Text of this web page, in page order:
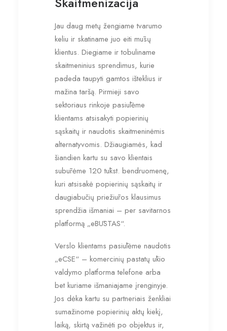
Jau daug metų žengiame tvarumo
keliu ir skatiname juo eiti mūsų
klientus. Diegiame ir tobuliname
skaitmeninius sprendimus, kurie
padeda taupyti gamtos išteklius ir
mažina taršą. Pirmieji savo
sektoriaus rinkoje pasiūlėme
klientams atsisakyti popierinių
sąskaitų ir naudotis skaitmeninėmis
alternatyvomis. Džiaugiamės, kad
šiandien kartu su savo klientais
subūrėme 120 tūkst. bendruomenę,
kuri atsisakė popierinių sąskaitų ir
daugiabučių priežiūros klausimus
sprendžia išmaniai – per savitarnos
platformą „eBŪSTAS“.
Verslo klientams pasiūlėme naudotis
„eCSE“ – komercinių pastatų ūkio
valdymo platforma telefone arba
bet kuriame išmaniajame įrenginyje.
Jos dėka kartu su partneriais ženkliai
sumažinome popierinių aktų kiekį,
laiką, skirtą važinėti po objektus ir,